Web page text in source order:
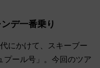
デ一番乗り
にかけて、スキーブー
プール号」。今回のツア